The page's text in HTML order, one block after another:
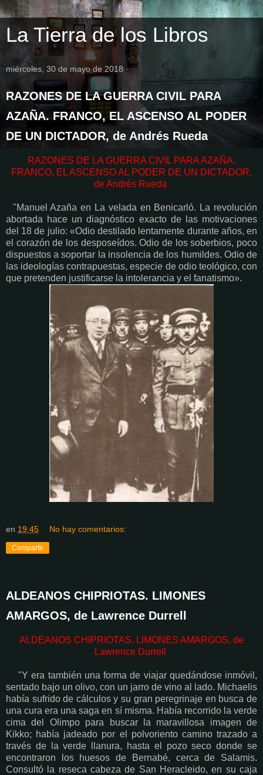
La Tierra de los Libros
miércoles, 30 de mayo de 2018
RAZONES DE LA GUERRA CIVIL PARA
AZAÑA. FRANCO, EL ASCENSO AL PODER
DE UN DICTADOR, de Andrés Rueda
RAZONES DE LA GUERRA CIVIL PARA AZAÑA.
FRANCO, EL ASCENSO AL PODER DE UN DICTADOR,
de Andrés Rueda
"Manuel Azaña en La velada en Benicarló. La revolución
abortada hace un diagnóstico exacto de las motivaciones
del 18 de julio: «Odio destilado lentamente durante años, en
el corazón de los desposeídos. Odio de los soberbios, poco
dispuestos a soportar la insolencia de los humildes. Odio de
las ideologías contrapuestas, especie de odio teológico, con
que pretenden justificarse la intolerancia y el fanatismo».
en 19:45 No hay comentarios:
Compartir
ALDEANOS CHIPRIOTAS. LIMONES
AMARGOS, de Lawrence Durrell
ALDEANOS CHIPRIOTAS. LIMONES AMARGOS, de
Lawrence Durrell
"Y era también una forma de viajar quedándose inmóvil,
sentado bajo un olivo, con un jarro de vino al lado. Michaelis
había sufrido de cálculos y su gran peregrinaje en busca de
una cura era una saga en sí misma. Había recorrido la verde
cima del Olimpo para buscar la maravillosa imagen de
Kikko; había jadeado por el polvoriento camino trazado a
través de la verde llanura, hasta el pozo seco donde se
encontraron los huesos de Bernabé, cerca de Salamis.
Consultó la reseca cabeza de San Heracleido, en su caja